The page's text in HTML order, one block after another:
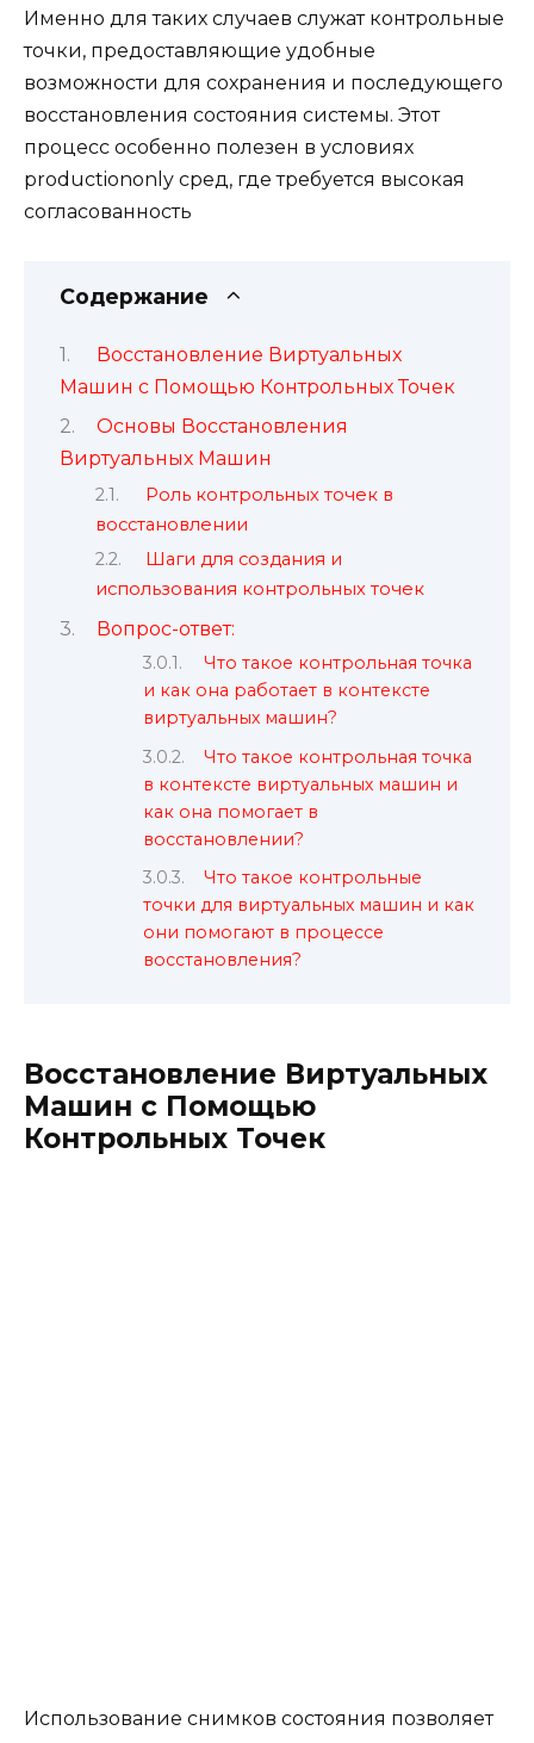
Именно для таких случаев служат контрольные
точки, предоставляющие удобные
возможности для сохранения и последующего
восстановления состояния системы. Этот
процесс особенно полезен в условиях
productiononly сред, где требуется высокая
согласованность
Содержание
Восстановление Виртуальных
Машин с Помощью Контрольных Точек
Основы Восстановления
Виртуальных Машин
Роль контрольных точек в
восстановлении
Шаги для создания и
использования контрольных точек
Вопрос-ответ:
Что такое контрольная точка
и как она работает в контексте
виртуальных машин?
Что такое контрольная точка
в контексте виртуальных машин и
как она помогает в
восстановлении?
Что такое контрольные
точки для виртуальных машин и как
они помогают в процессе
восстановления?
Восстановление Виртуальных
Машин с Помощью
Контрольных Точек
Использование снимков состояния позволяет